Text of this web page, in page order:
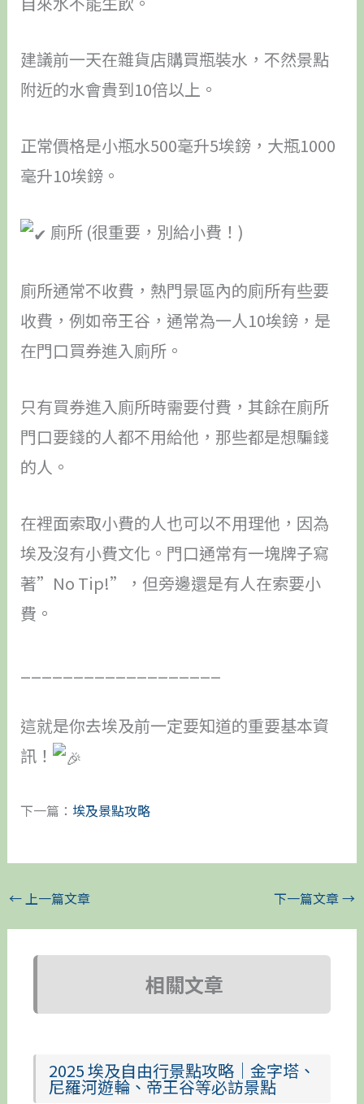
建議前一天在雜貨店購買瓶裝水，不然景點
附近的水會貴到10倍以上。
正常價格是小瓶水500毫升5埃鎊，大瓶1000
毫升10埃鎊。
廁所 (很重要，別給小費！)
廁所通常不收費，熱門景區內的廁所有些要
收費，例如帝王谷，通常為一人10埃鎊，是
在門口買券進入廁所。
只有買券進入廁所時需要付費，其餘在廁所
門口要錢的人都不用給他，那些都是想騙錢
的人。
在裡面索取小費的人也可以不用理他，因為
埃及沒有小費文化。門口通常有一塊牌子寫
著”No Tip!”，但旁邊還是有人在索要小
費。
這就是你去埃及前一定要知道的重要基本資
訊！
下一篇： 埃及景點攻略
←上一篇文章 下一篇文章→
相關文章
2025 埃及自由行景點攻略｜金字塔、
尼羅河遊輪、帝王谷等必訪景點